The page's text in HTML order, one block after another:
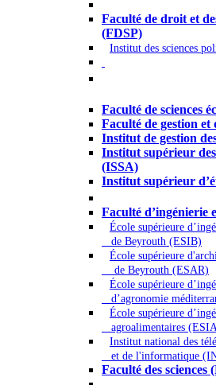
Faculté de droit et
(FDSP)
Institut des sciences
Faculté de sciences
Faculté de gestion
Institut de gestion
Institut supérieur
(ISSA)
Institut supérieur
Faculté
École supérieure
de Beyrouth (ESIB)
École supérieure
de Beyrouth (ESAR)
École supérieure
d’agronomie
École supérieure
agroalimentaires
Institut national des
et de l'informatique
Faculté des sciences